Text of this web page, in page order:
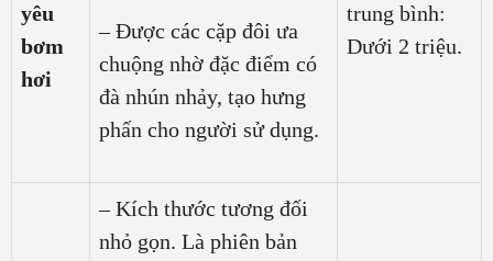
yêu
bơm
hơi
– Được các cặp đôi ưa
chuộng nhờ đặc điểm có
đà nhún nhảy, tạo hưng
phấn cho người sử dụng.
trung bình:
Dưới 2 triệu.
– Kích thước tương đối
nhỏ gọn. Là phiên bản